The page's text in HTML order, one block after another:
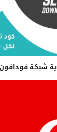
شبكة فودافون